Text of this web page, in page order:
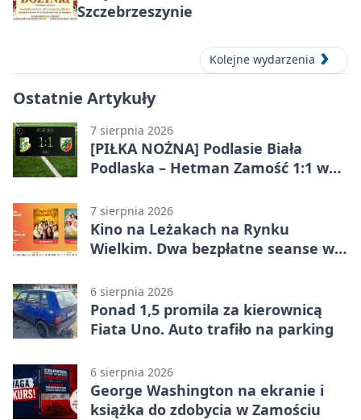
Szczebrzeszynie
Kolejne wydarzenia
Ostatnie Artykuły
7 sierpnia 2026
[PIŁKA NOŻNA] Podlasie Biała
Podlaska – Hetman Zamość 1:1 w
podział punktów po bezbramkowej
pierwszej połowie
7 sierpnia 2026
Kino na Leżakach na Rynku
Wielkim. Dwa bezpłatne seanse w
6 sierpnia 2026
Ponad 1,5 promila za kierownicą
Fiata Uno. Auto trafiło na parking
6 sierpnia 2026
George Washington na ekranie i
książka do zdobycia w Zamościu